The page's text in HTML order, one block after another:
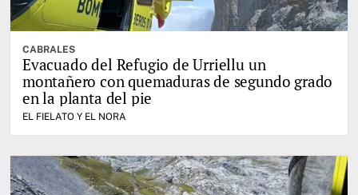
CABRALES
Evacuado del Refugio de Urriellu un
montañero con quemaduras de segundo grado
en la planta del pie
EL FIELATO Y EL NORA